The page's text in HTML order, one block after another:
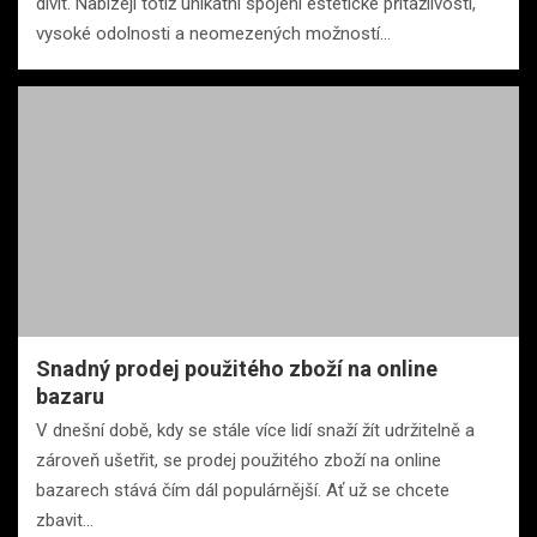
vysoké odolnosti a neomezených možností…
Snadný prodej použitého zboží na online
bazaru
V dnešní době, kdy se stále více lidí snaží žít udržitelně a
zároveň ušetřit, se prodej použitého zboží na online
bazarech stává čím dál populárnější. Ať už se chcete
zbavit…